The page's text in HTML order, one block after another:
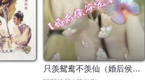
只羡鸳鸯不羡仙（婚后侯爷宠妻无度）